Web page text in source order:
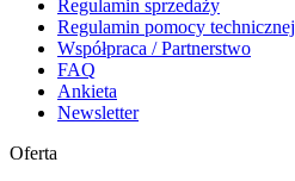
Regulamin sprzedaży
Regulamin pomocy technicznej
Współpraca / Partnerstwo
FAQ
Ankieta
Newsletter
Oferta